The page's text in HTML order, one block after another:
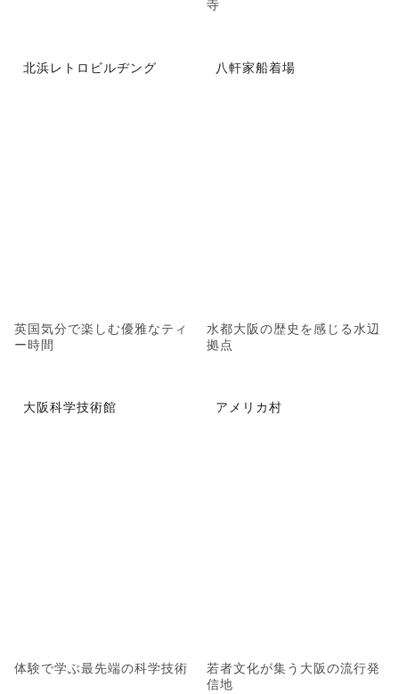
寺
北浜レトロビルヂング
英国気分で楽しむ優雅なティ
ー時間
八軒家船着場
水都大阪の歴史を感じる水辺
拠点
大阪科学技術館
体験で学ぶ最先端の科学技術
アメリカ村
若者文化が集う大阪の流行発
信地